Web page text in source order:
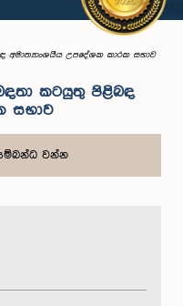
උපදේශක කාරක සභාව
කටයුතු පිළිබඳ
සභාව
වන්න